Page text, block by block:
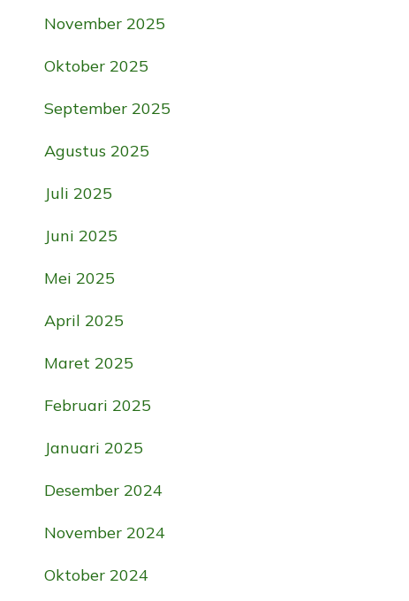
November 2025
Oktober 2025
September 2025
Agustus 2025
Juli 2025
Juni 2025
Mei 2025
April 2025
Maret 2025
Februari 2025
Januari 2025
Desember 2024
November 2024
Oktober 2024